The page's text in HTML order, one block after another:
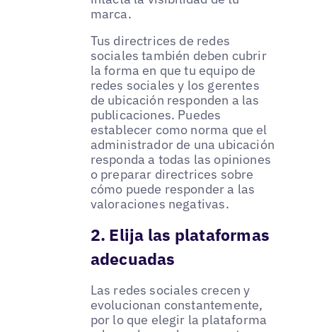
marca.
Tus directrices de redes
sociales también deben cubrir
la forma en que tu equipo de
redes sociales y los gerentes
de ubicación responden a las
publicaciones. Puedes
establecer como norma que el
administrador de una ubicación
responda a todas las opiniones
o preparar directrices sobre
cómo puede responder a las
valoraciones negativas.
2. Elija las plataformas
adecuadas
Las redes sociales crecen y
evolucionan constantemente,
por lo que elegir la plataforma